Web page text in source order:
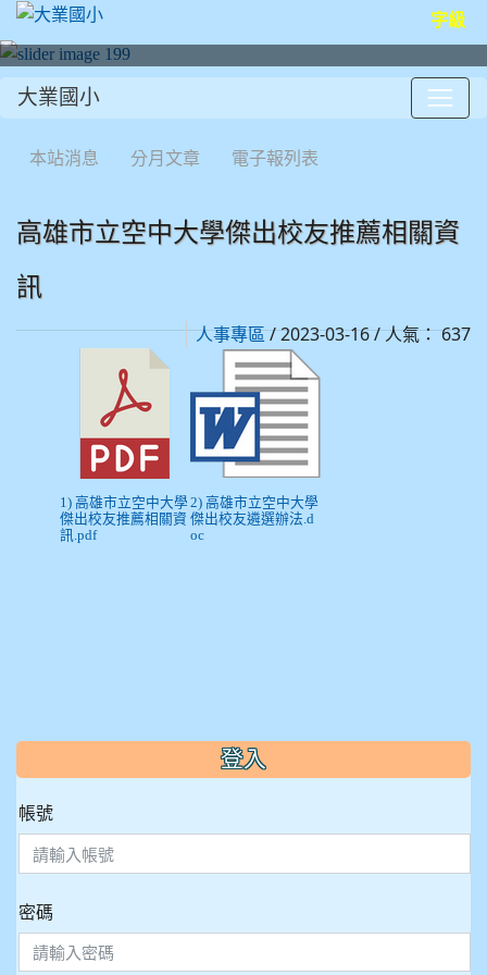
字級
大業國小
本站消息 分月文章 電子報列表
高雄市立空中大學傑出校友推薦相關資
訊
人事專區/ 2023-03-16 / 人氣： 637
1) 高雄市立空中大學
傑出校友推薦相關資
訊.pdf
2) 高雄市立空中大學
傑出校友遴選辦法.d
oc
::: 登入
帳號
密碼